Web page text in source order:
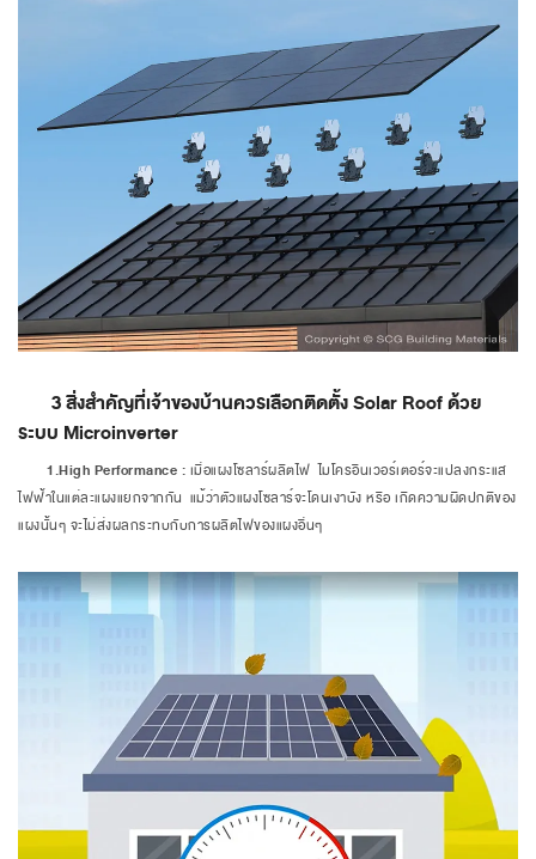
3 สิ่งสำคัญที่เจ้าของบ้านควรเลือกติดตั้ง Solar Roof ด้วย
ระบบ Microinverter
1.High Performance : เมื่อแผงโซลาร์ผลิตไฟ ไมโครอินเวอร์เตอร์จะแปลงกระแส
ไฟฟ้าในแต่ละแผงแยกจากกัน แม้ว่าตัวแผงโซลาร์จะโดนเงาบัง หรือ เกิดความผิดปกติของ
แผงนั้นๆ จะไม่ส่งผลกระทบกับการผลิตไฟของแผงอื่นๆ